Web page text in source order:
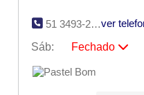
51 3493-2462
ver
Sáb:
Fechado
Seg:
Ter:
09:00 - 18:00